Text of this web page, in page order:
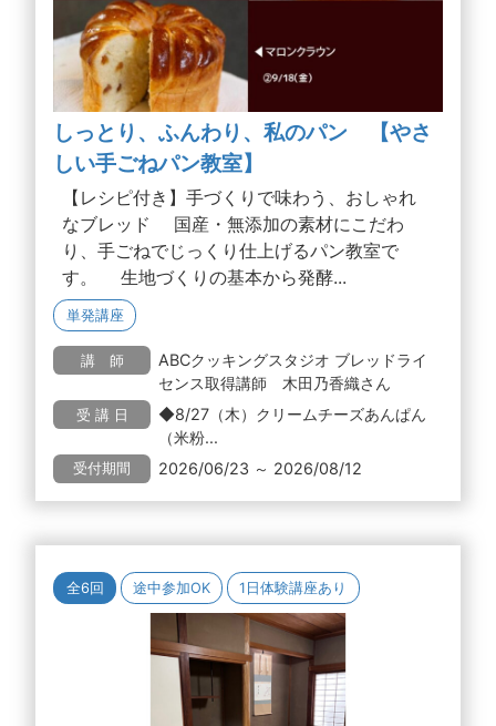
しっとり、ふんわり、私のパン 【やさ
しい手ごねパン教室】
【レシピ付き】手づくりで味わう、おしゃれ
なブレッド 国産・無添加の素材にこだわ
り、手ごねでじっくり仕上げるパン教室で
す。 生地づくりの基本から発酵...
単発講座
講 師
ABCクッキングスタジオ ブレッドライ
センス取得講師 木田乃香織さん
受 講 日
◆8/27（木）クリームチーズあんぱん
（米粉...
受付期間 2026/06/23 ～ 2026/08/12
全6回 途中参加OK 1日体験講座あり